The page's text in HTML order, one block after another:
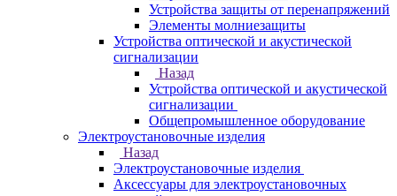
Устройства защиты от перенапряжений
Элементы молниезащиты
Устройства оптической и акустической
сигнализации
Назад
Устройства оптической и акустической
сигнализации
Общепромышленное оборудование
Электроустановочные изделия
Назад
Электроустановочные изделия
Аксессуары для электроустановочных